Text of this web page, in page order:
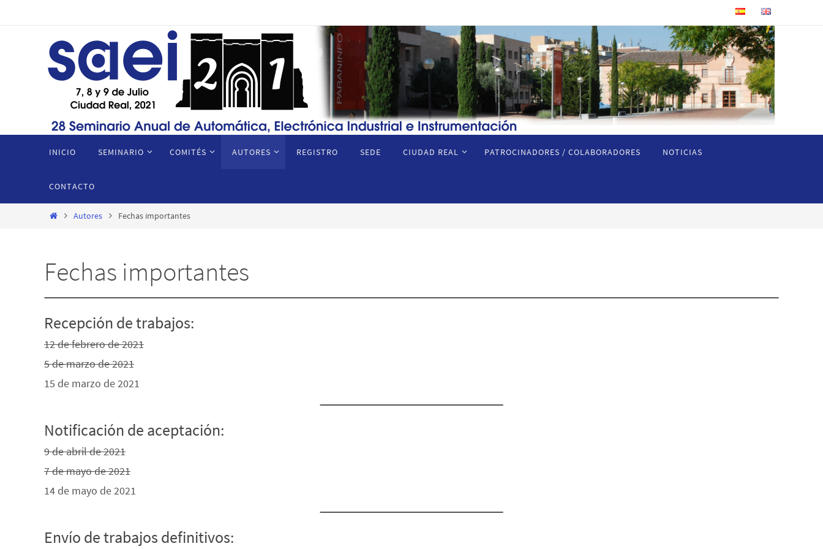
INICIO SEMINARIO COMITÉS AUTORES REGISTRO SEDE CIUDAD REAL PATROCINADORES / COLABORADORES NOTICIAS
CONTACTO
InicioAutores Fechas importantes
Fechas importantes
Recepción de trabajos:
12 de febrero de 2021
5 de marzo de 2021
15 de marzo de 2021
Notificación de aceptación:
9 de abril de 2021
7 de mayo de 2021
14 de mayo de 2021
Envío de trabajos definitivos: